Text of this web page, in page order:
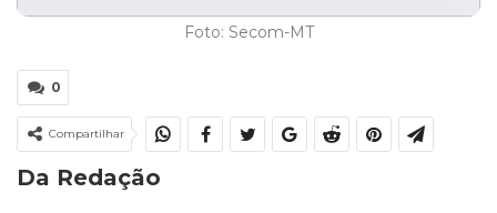
Foto: Secom-MT
0
Compartilhar
Da Redação